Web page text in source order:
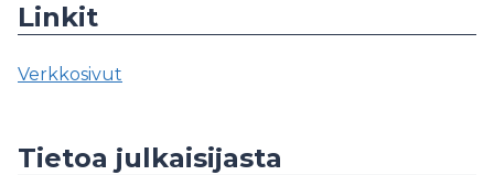
Linkit
Verkkosivut
Tietoa julkaisijasta